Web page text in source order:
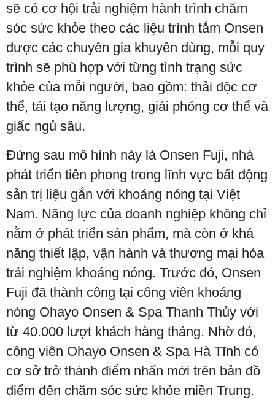
sẽ có cơ hội trải nghiệm hành trình chăm
sóc sức khỏe theo các liệu trình tắm Onsen
được các chuyên gia khuyên dùng, mỗi quy
trình sẽ phù hợp với từng tình trạng sức
khỏe của mỗi người, bao gồm: thải độc cơ
thể, tái tạo năng lượng, giải phóng cơ thể và
giấc ngủ sâu.
Đứng sau mô hình này là Onsen Fuji, nhà
phát triển tiên phong trong lĩnh vực bất động
sản trị liệu gắn với khoáng nóng tại Việt
Nam. Năng lực của doanh nghiệp không chỉ
nằm ở phát triển sản phẩm, mà còn ở khả
năng thiết lập, vận hành và thương mại hóa
trải nghiệm khoáng nóng. Trước đó, Onsen
Fuji đã thành công tại công viên khoáng
nóng Ohayo Onsen & Spa Thanh Thủy với
từ 40.000 lượt khách hàng tháng. Nhờ đó,
công viên Ohayo Onsen & Spa Hà Tĩnh có
cơ sở trở thành điểm nhấn mới trên bản đồ
điểm đến chăm sóc sức khỏe miền Trung.